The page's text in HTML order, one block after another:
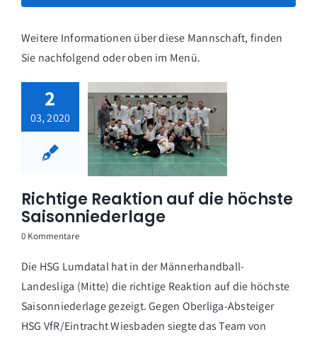
Weitere Informationen über diese Mannschaft, finden
Sie nachfolgend oder oben im Menü.
2
03, 2020
Richtige Reaktion auf die höchste
Saisonniederlage
0 Kommentare
Die HSG Lumdatal hat in der Männerhandball-
Landesliga (Mitte) die richtige Reaktion auf die höchste
Saisonniederlage gezeigt. Gegen Oberliga-Absteiger
HSG VfR/Eintracht Wiesbaden siegte das Team von